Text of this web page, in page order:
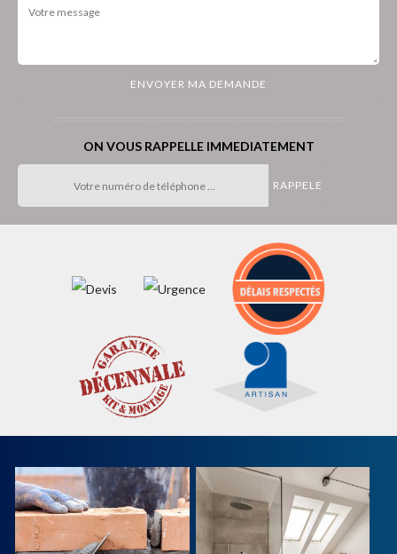
ON VOUS RAPPELLE IMMEDIATEMENT